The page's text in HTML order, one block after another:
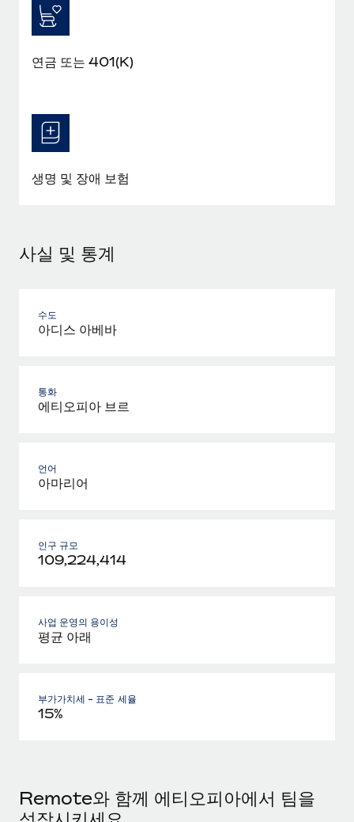
비디오 콘텐츠를 활용한 마케팅이 계속해서 인기를 끌면서, 기업들
에게는 흥미롭고 전문적인 비디오 제작이 어느 때보다 중요해졌습
니다. 그러나 대부분의 회사들은 그렇게 높은 품질의...
연금 또는 401(K)
생명 및 장애 보험
사실 및 통계
수도
아디스 아베바
통화
에티오피아 브르
언어
아마리어
인구 규모
109,224,414
사업 운영의 용이성
평균 아래
부가가치세 - 표준 세율
15%
Remote와 함께 에티오피아에서 팀을